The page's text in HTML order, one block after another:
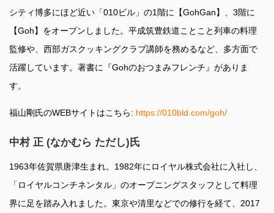
シティ博多にほど近い「010ビル」の1階に【GohGan】、3階に
【Goh】をオープンしました。平成筑豊鉄道ことこと列車の料理
監修や、西部ガスクッキングクラブ講師を務めるなど、多方面で
活躍しています。著書に『Gohのおつまみフレンチ』がありま
す。
福山剛氏のWEBサイトはこちら: https://010bld.com/goh/
中村 正 (なかむら ただし)氏
1963年佐賀県唐津生まれ。1982年にロイヤル株式会社に入社し、
「ロイヤルコンチネンタル」のオープニングスタッフとして料理
界に足を踏み入れました。東京や清里などでの修行を経て、2017